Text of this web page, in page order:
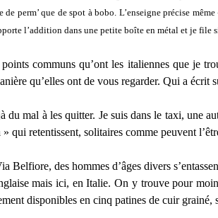
perm’ que de spot à bobo. L’enseigne précise
l’addition dans une petite boîte en métal et je file
communs qu’ont les italiennes que je
qu’elles ont de vous regarder. Qui a écrit
du mal à les quitter. Je suis dans le taxi, une
qui retentissent, solitaires comme peuvent
Belfiore, des hommes d’âges divers
mais ici, en Italie. On y trouve pour
disponibles en cinq patines de cuir grainé,